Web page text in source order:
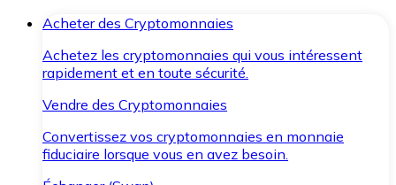
Acheter des Cryptomonnaies
Achetez les cryptomonnaies qui vous intéressent
rapidement et en toute sécurité.
Vendre des Cryptomonnaies
Convertissez vos cryptomonnaies en monnaie
fiduciaire lorsque vous en avez besoin.